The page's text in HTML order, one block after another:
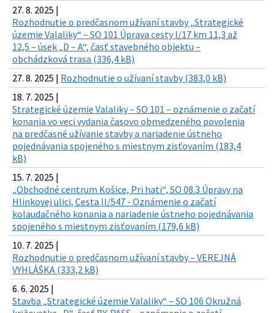
27. 8. 2025 |
Rozhodnutie o predčasnom užívaní stavby „Strategické
územie Valaliky“ – SO 101 Úprava cesty I/17 km 11,3 až
12,5 – úsek „D – A“, časť stavebného objektu –
obchádzková trasa (336,4 kB)
27. 8. 2025 | Rozhodnutie o užívaní stavby (383,0 kB)
18. 7. 2025 |
Strategické územie Valaliky – SO 101 – oznámenie o začatí
konania vo veci vydania časovo obmedzeného povolenia
na predčasné užívanie stavby a nariadenie ústneho
pojednávania spojeného s miestnym zisťovaním (183,4
kB)
15. 7. 2025 |
„Obchodné centrum Košice, Pri hati“, SO 08.3 Úpravy na
Hlinkovej ulici, Cesta II/547 - Oznámenie o začatí
kolaudačného konania a nariadenie ústneho pojednávania
spojeného s miestnym zisťovaním (179,6 kB)
10. 7. 2025 |
Rozhodnutie o predčasnom užívaní stavby – VEREJNÁ
VYHLÁŠKA (333,2 kB)
6. 6. 2025 |
Stavba „Strategické územie Valaliky“ – SO 106 Okružná